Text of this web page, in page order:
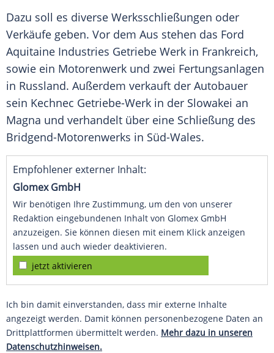
Dazu soll es diverse Werksschließungen oder
Verkäufe geben. Vor dem Aus stehen das Ford
Aquitaine Industries Getriebe Werk in Frankreich,
sowie ein Motorenwerk und zwei Fertungsanlagen
in Russland. Außerdem verkauft der Autobauer
sein Kechnec Getriebe-Werk in der Slowakei an
Magna und verhandelt über eine Schließung des
Bridgend-Motorenwerks in Süd-Wales.
Empfohlener externer Inhalt:
Glomex GmbH
Wir benötigen Ihre Zustimmung, um den von unserer
Redaktion eingebundenen Inhalt von Glomex GmbH
anzuzeigen. Sie können diesen mit einem Klick anzeigen
lassen und auch wieder deaktivieren.
jetzt aktivieren
Ich bin damit einverstanden, dass mir externe Inhalte
angezeigt werden. Damit können personenbezogene Daten an
Drittplattformen übermittelt werden. Mehr dazu in unseren
Datenschutzhinweisen.